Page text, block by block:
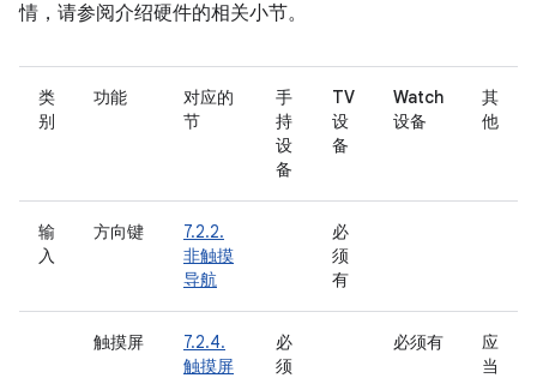
情，请参阅介绍硬件的相关小节。
类
别
功能
对应的
节
手
持
设
备
TV
设
备
Watch
设备
其
他
输
入
方向键
7.2.2.
非触摸
导航
必
须
有
触摸屏
7.2.4.
触摸屏
必
须
必须有
应
当